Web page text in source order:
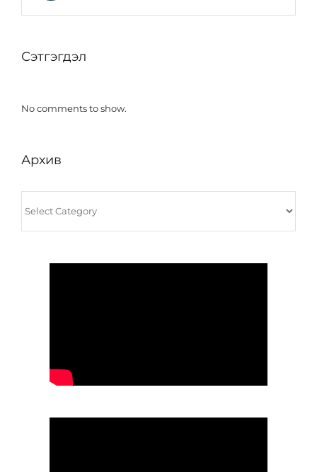
Сэтгэгдэл
No comments to show.
Архив